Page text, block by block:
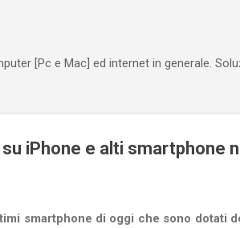
[Pc e Mac] ed internet in generale.
iPhone e alti smartphone
smartphone di oggi che sono dotati